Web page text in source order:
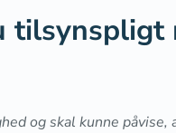
tilsynspligt
og skal kunne påvise,